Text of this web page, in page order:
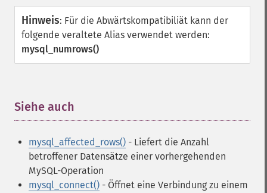
Hinweis: Für die Abwärtskompatibiliät kann der
folgende veraltete Alias verwendet werden:
mysql_numrows()
Siehe auch
mysql_affected_rows() - Liefert die Anzahl
betroffener Datensätze einer vorhergehenden
MySQL-Operation
mysql_connect() - Öffnet eine Verbindung zu einem